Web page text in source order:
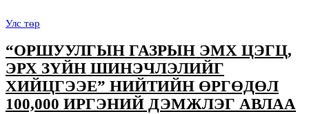
Улс төр
“ОРШУУЛГЫН ГАЗРЫН ЭМХ ЦЭГЦ,
ЭРХ ЗҮЙН ШИНЭЧЛЭЛИЙГ
ХИЙЦГЭЭЕ” НИЙТИЙН ӨРГӨДӨЛ
100,000 ИРГЭНИЙ ДЭМЖЛЭГ АВЛАА